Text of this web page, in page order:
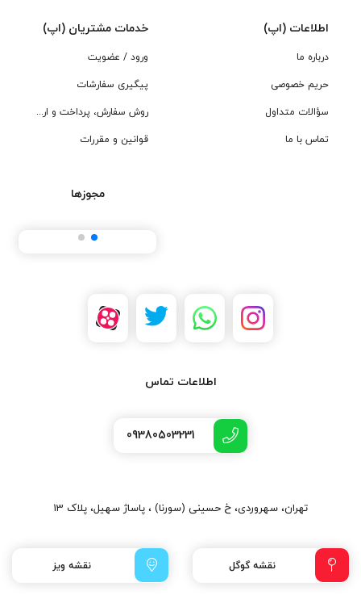
اطلاعات (اپ)
درباره ما
حریم خصوصی
سؤالات متداول
تماس با ما
خدمات مشتریان (اپ)
ورود / عضویت
پیگیری سفارشات
روش سفارش، پرداخت و ارسال
قوانین و مقررات
مجوزها
اطلاعات تماس
09380503231
تهران، سهروردی، خ حسینی (سورنا) ، پاساژ سهیل، پلاک 13
نقشه گوگل نقشه ویز